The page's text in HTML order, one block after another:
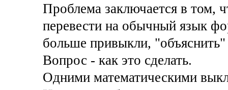
Проблема заключается в том,
перевести на обычный язык
больше привыкли, "объяснить"
Вопрос - как это сделать.
Одними математическими